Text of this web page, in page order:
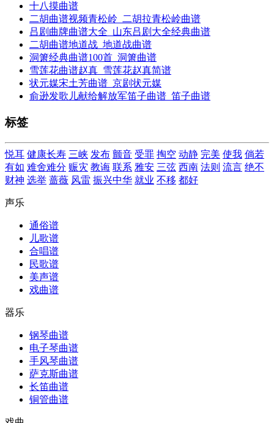
十八摸曲谱
二胡曲谱视频青松岭_二胡拉青松岭曲谱
吕剧曲牌曲谱大全_山东吕剧大全经典曲谱
二胡曲谱地道战_地道战曲谱
洞箫经典曲谱100首_洞箫曲谱
雪莲花曲谱赵真_雪莲花赵真简谱
状元媒宋土芳曲谱_京剧状元媒
俞逊发歌儿献给解放军笛子曲谱_笛子曲谱
标签
悦耳 健康长寿 三峡 发布 颤音 受罪 掏空 动静 完美 使我 倘若
有如 难舍难分 赈灾 教诲 联系 雅安 三弦 西南 法则 流言 绝不
财神 选举 蔷薇 风雷 振兴中华 就业 不移 都好
声乐
通俗谱
儿歌谱
合唱谱
民歌谱
美声谱
戏曲谱
器乐
钢琴曲谱
电子琴曲谱
手风琴曲谱
萨克斯曲谱
长笛曲谱
铜管曲谱